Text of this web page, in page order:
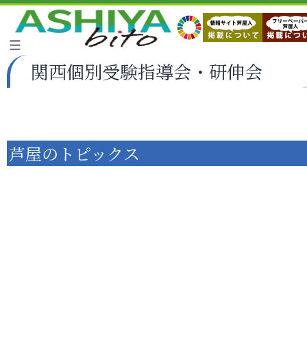
関西個別受験指導会・研伸会
芦屋のトピックス